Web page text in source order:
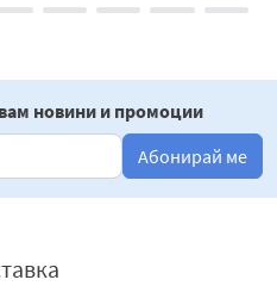
новини и промоции
Абонирай ме